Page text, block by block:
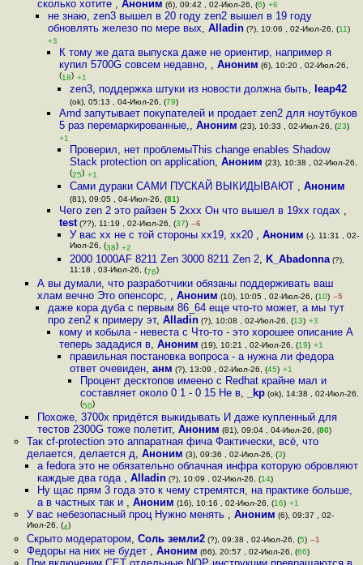
сколько хотите , Аноним (6), 09:42 , 02-Июл-26, (6) +6
не знаю, zen3 вышел в 20 году zen2 вышел в 19 году
обновлять железо по мере вых,Alladin (?), 10:06 , 02-Июл-26, (11)
+3
К тому же дата выпуска даже не ориентир, например я
купил 5700G совсем недавно, , Аноним (6), 10:20 , 02-Июл-26,
(18) +1
zen3, поддержка штуки из новости должна быть, leap42
(ok), 05:13 , 04-Июл-26, (79)
Amd запутывает покупателей и продает zen2 для ноутбуков
5 раз перемаркированные,, Аноним (23), 10:33 , 02-Июл-26, (23)
+1
Проверил, нет проблемыThis change enables Shadow
Stack protection on application, Аноним (23), 10:38 , 02-Июл-26,
(25) +1
Сами дураки САМИ ПУСКАЙ ВЫКИДЫВАЮТ , Аноним
(81), 09:05 , 04-Июл-26, (81)
Чего zen 2 это райзен 5 2ххх Он что вышел в 19хх годах ,
test(??), 11:19 , 02-Июл-26, (37) –6
У вас хх не с той стороны хх19, хх20 , Аноним (-), 11:31 , 02-
Июл-26, (38) +2
2000 1000AF 8211 Zen 3000 8211 Zen 2, K_Abadonna(?),
11:18 , 03-Июл-26, (76)
А вы думали, что разработчики обязаны поддерживать ваш
хлам вечно Это опенсорс, , Аноним (10), 10:05 , 02-Июл-26, (10) –5
даже кора дуба с первым 86_64 еще что-то может, а мы тут
про zen2 к примеру эт,Alladin (?), 10:08 , 02-Июл-26, (13) +3
кому и кобыла - невеста с Что-то - это хорошее описание А
теперь зададися в, Аноним (19), 10:21 , 02-Июл-26, (19) +1
правильная постановка вопроса - а нужна ли федора
ответ очевиден, анм (?), 13:09 , 02-Июл-26, (45) +1
Процент десктопов имеено с Redhat крайне мал и
составляет около 0 1 - 0 15 Не в, _kp (ok), 14:38 , 02-Июл-26,
(50)
Похоже, 3700x придётся выкидывать И даже купленный для
тестов 2300G тоже полетит, Аноним (81), 09:04 , 04-Июл-26, (80)
Так cf-protection это аппаратная фича Фактически, всё, что
делается, делается д, Аноним (3), 09:36 , 02-Июл-26, (3)
а fedora это не обязательно облачная инфра которую обровляют
каждые два года , Alladin(?), 10:09 , 02-Июл-26, (14)
Ну щас прям 3 года это к чему стремятся, на практике больше,
а в частных так и , Аноним (16), 10:16 , 02-Июл-26, (16) +1
У вас небезопасный проц Нужно менять , Аноним (6), 09:37 , 02-
Июл-26, (4)
Скрыто модератором, Соль земли2(?), 09:38 , 02-Июл-26, (5) –1
Федоры на них не будет , Аноним (66), 20:57 , 02-Июл-26, (66)